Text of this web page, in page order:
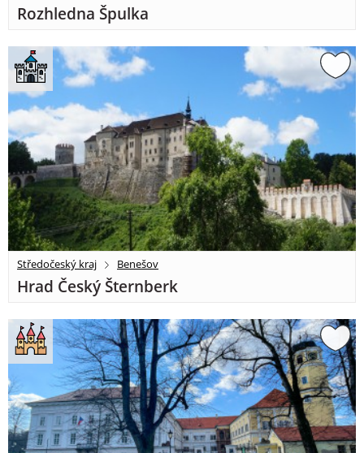
Rozhledna Špulka
Středočeský kraj Benešov
Hrad Český Šternberk